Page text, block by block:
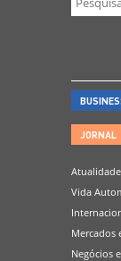
JORNAL
Atualidade
Vida
Mercados
Negócios